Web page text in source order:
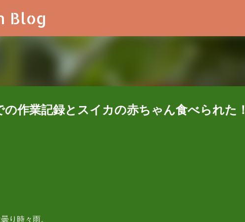
Blog
作業記録とスイカの赤ちゃん食べられた！
り時々雨。